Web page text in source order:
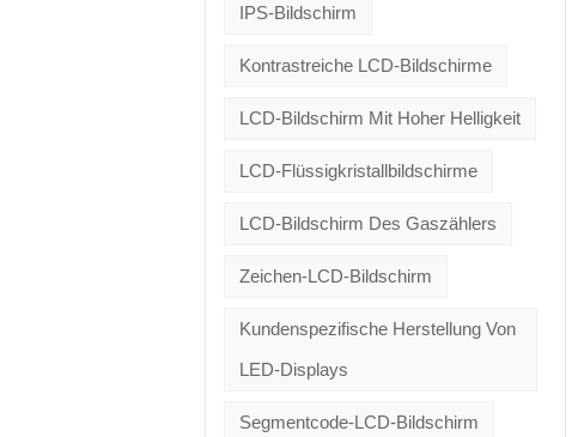
IPS-Bildschirm
Kontrastreiche LCD-Bildschirme
LCD-Bildschirm Mit Hoher Helligkeit
LCD-Flüssigkristallbildschirme
LCD-Bildschirm Des Gaszählers
Zeichen-LCD-Bildschirm
Kundenspezifische Herstellung Von
LED-Displays
Segmentcode-LCD-Bildschirm